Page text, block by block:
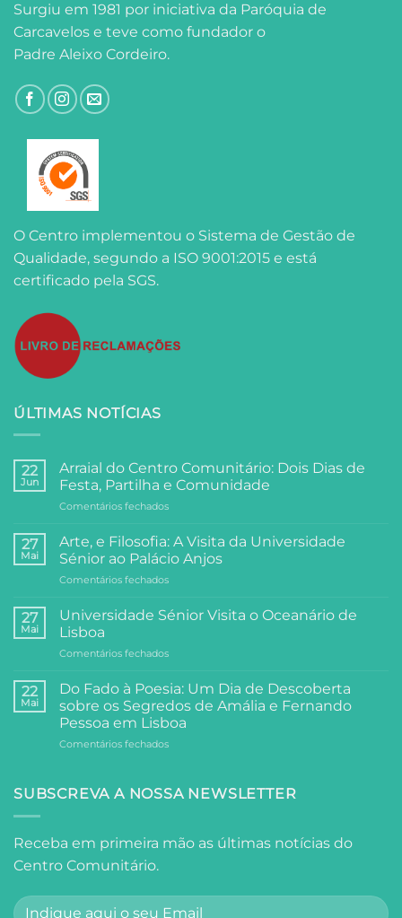
Surgiu em 1981 por iniciativa da Paróquia de
Carcavelos e teve como fundador o
Padre Aleixo Cordeiro.
O Centro implementou o Sistema de Gestão de
Qualidade, segundo a ISO 9001:2015 e está
certificado pela SGS.
ÚLTIMAS NOTÍCIAS
22
Jun
Arraial do Centro Comunitário: Dois Dias de
Festa, Partilha e Comunidade
Comentários fechadosem
do
Centro
Comunitário:
Dois
de
e
27
Mai
Arte, e Filosofia: A Visita da Universidade
Sénior ao Palácio Anjos
Comentários fechadosem
e
Visita
Universidade
Sénior
Palácio
Anjos
27
Mai
Universidade Sénior Visita o Oceanário de
Lisboa
Comentários fechadosem
Sénior
Visita
o
Oceanário
de
22
Mai
Do Fado à Poesia: Um Dia de Descoberta
sobre os Segredos de Amália e Fernando
Pessoa em Lisboa
Comentários fechadosem
à
Dia
de
os
Segredos
SUBSCREVA A NOSSA NEWSLETTER
Receba em primeira mão as últimas notícias do
Centro Comunitário.